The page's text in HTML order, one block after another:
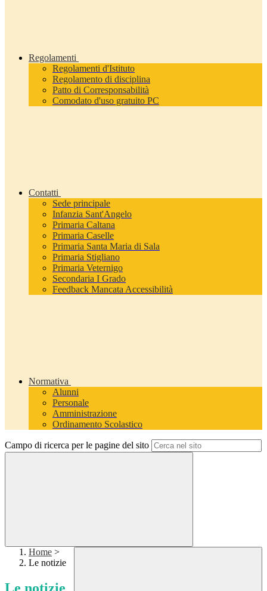
Regolamenti
Regolamenti d'Istituto
Regolamento di disciplina
Patto di Corresponsabilità
Comodato d'uso gratuito PC
Contatti
Sede principale
Infanzia Sant'Angelo
Primaria Caltana
Primaria Caselle
Primaria Santa Maria di Sala
Primaria Stigliano
Primaria Veternigo
Secondaria I Grado
Feedback Mancata Accessibilità
Normativa
Alunni
Personale
Amministrazione
Ordinamento Scolastico
Campo di ricerca per le pagine del sito
Home >
Le notizie